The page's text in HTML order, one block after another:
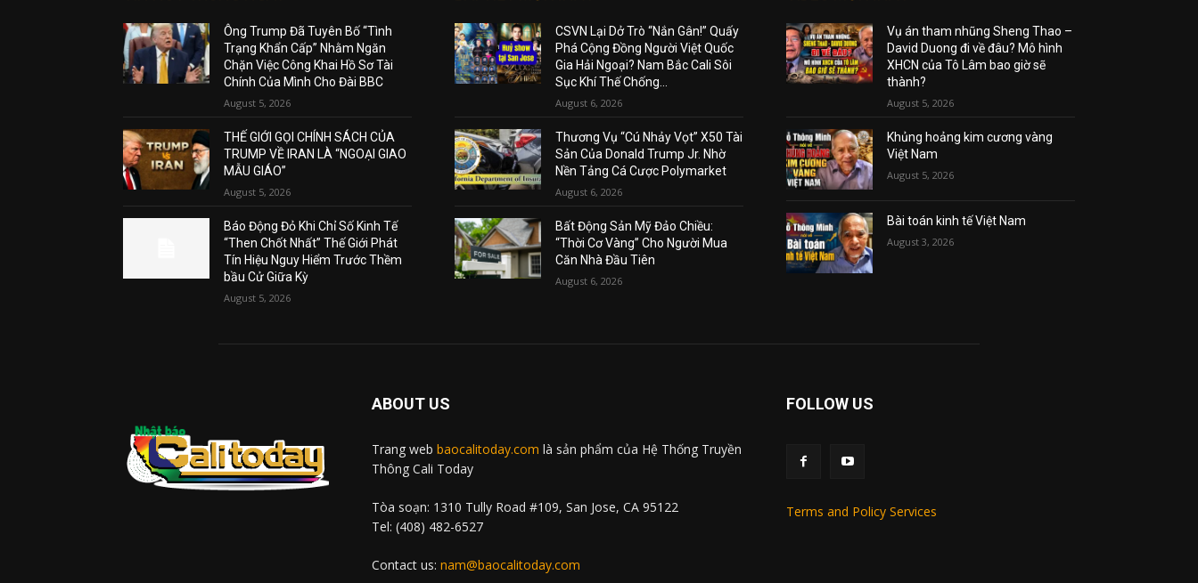
Ông Trump Đã Tuyên Bố “Tình
Trạng Khẩn Cấp” Nhằm Ngăn
Chặn Việc Công Khai Hồ Sơ Tài
Chính Của Mình Cho Đài BBC
August 5, 2026
THẾ GIỚI GỌI CHÍNH SÁCH CỦA
TRUMP VỀ IRAN LÀ “NGOẠI GIAO
MẪU GIÁO”
August 5, 2026
Báo Động Đỏ Khi Chỉ Số Kinh Tế
“Then Chốt Nhất” Thế Giới Phát
Tín Hiệu Nguy Hiểm Trước Thềm
bầu Cử Giữa Kỳ
August 5, 2026
CSVN Lại Dở Trò “Nắn Gân!” Quấy
Phá Cộng Đồng Người Việt Quốc
Gia Hải Ngoại? Nam Bắc Cali Sôi
Sục Khí Thế Chống...
August 6, 2026
Thương Vụ “Cú Nhảy Vọt” X50 Tài
Sản Của Donald Trump Jr. Nhờ
Nền Tảng Cá Cược Polymarket
August 6, 2026
Bất Động Sản Mỹ Đảo Chiều:
“Thời Cơ Vàng” Cho Người Mua
Căn Nhà Đầu Tiên
August 6, 2026
Vụ án tham nhũng Sheng Thao –
David Duong đi về đâu? Mô hình
XHCN của Tô Lâm bao giờ sẽ
thành?
August 5, 2026
Khủng hoảng kim cương vàng
Việt Nam
August 5, 2026
Bài toán kinh tế Việt Nam
August 3, 2026
ABOUT US
Trang web baocalitoday.com là sản phẩm của Hệ Thống Truyền
Thông Cali Today
Tòa soạn: 1310 Tully Road #109, San Jose, CA 95122
Tel: (408) 482-6527
Contact us: nam@baocalitoday.com
FOLLOW US
Terms and Policy Services